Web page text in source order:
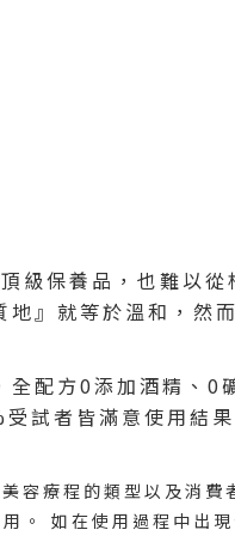
級保養品，也難以
』就等於溫和，然
配方0添加酒精、
試者皆滿意使用結
容療程的類型以及消
。 如在使用過程中出